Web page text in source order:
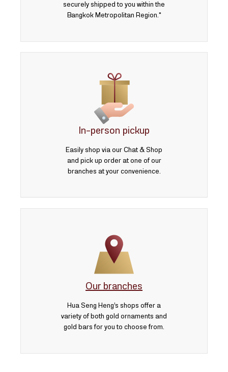
securely shipped to you within the
Bangkok Metropolitan Region.*
In-person pickup
Easily shop via our Chat & Shop
and pick up order at one of our
branches at your convenience.
Our branches
Hua Seng Heng’s shops offer a
variety of both gold ornaments and
gold bars for you to choose from.